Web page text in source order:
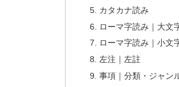
カタカナ読み
ローマ字読み｜大文
ローマ字読み｜小文
左注｜左註
事項｜分類・ジャン